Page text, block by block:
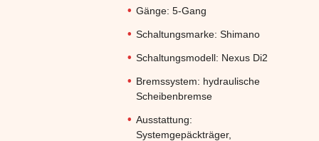
Gänge: 5-Gang
Schaltungsmarke: Shimano
Schaltungsmodell: Nexus Di2
Bremssystem: hydraulische
Scheibenbremse
Ausstattung:
Systemgepäckträger,